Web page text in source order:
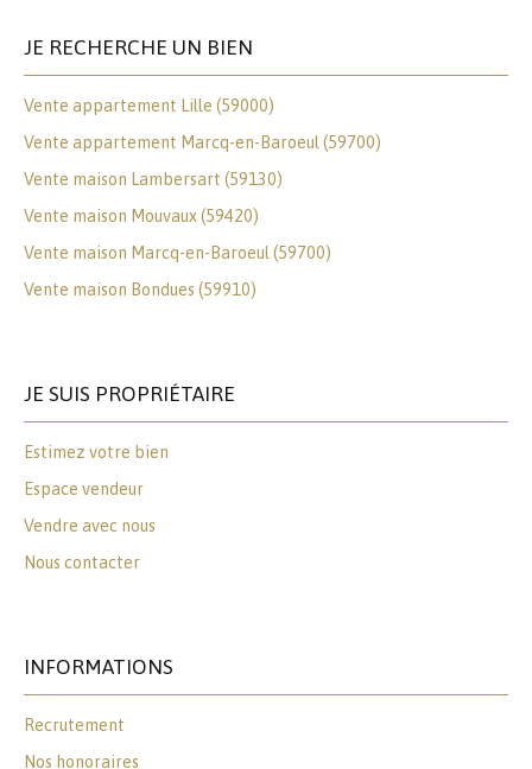
JE RECHERCHE UN BIEN
Vente appartement Lille (59000)
Vente appartement Marcq-en-Baroeul (59700)
Vente maison Lambersart (59130)
Vente maison Mouvaux (59420)
Vente maison Marcq-en-Baroeul (59700)
Vente maison Bondues (59910)
JE SUIS PROPRIÉTAIRE
Estimez votre bien
Espace vendeur
Vendre avec nous
Nous contacter
INFORMATIONS
Recrutement
Nos honoraires